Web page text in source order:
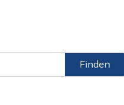
Finden